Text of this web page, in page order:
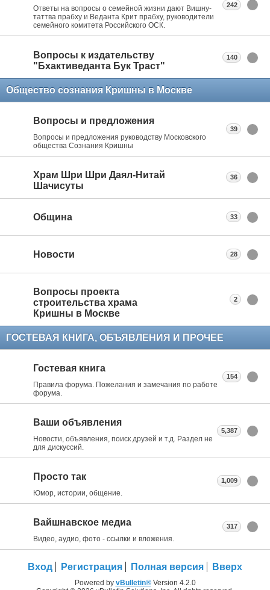
Ответы на вопросы о семейной жизни дают Вишну-
таттва прабху и Веданта Крит прабху, руководители
семейного комитета Российского ОСК.
242
Вопросы к издательству
"Бхактиведанта Бук Траст"
140
Общество сознания Кришны в Москве
Вопросы и предложения
Вопросы и предложения руководству Московского
общества Сознания Кришны
39
Храм Шри Шри Даял-Нитай
Шачисуты
36
Община 33
Новости 28
Вопросы проекта
строительства храма
Кришны в Москве
2
ГОСТЕВАЯ КНИГА, ОБЪЯВЛЕНИЯ И ПРОЧЕЕ
Гостевая книга
Правила форума. Пожелания и замечания по работе
форума.
154
Ваши объявления
Новости, объявления, поиск друзей и т.д. Раздел не
для дискуссий.
5,387
Просто так
Юмор, истории, общение.
1,009
Вайшнавское медиа
Видео, аудио, фото - ссылки и вложения.
317
Вход Регистрация Полная версия Вверх
Powered by vBulletin®Version 4.2.0